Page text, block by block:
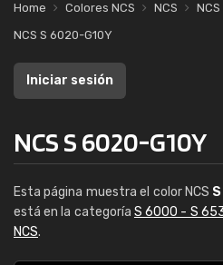
Home Colores NCS NCS
NCS S 6020-G10Y
Iniciar sesión
NCS S 6020-G10Y
Esta página muestra el color NCS
está en la categoría S 6000 - S
NCS.